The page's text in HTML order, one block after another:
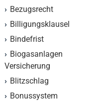
Bezugsrecht
Billigungsklausel
Bindefrist
Biogasanlagen
Versicherung
Blitzschlag
Bonussystem